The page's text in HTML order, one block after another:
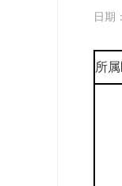
日期
所